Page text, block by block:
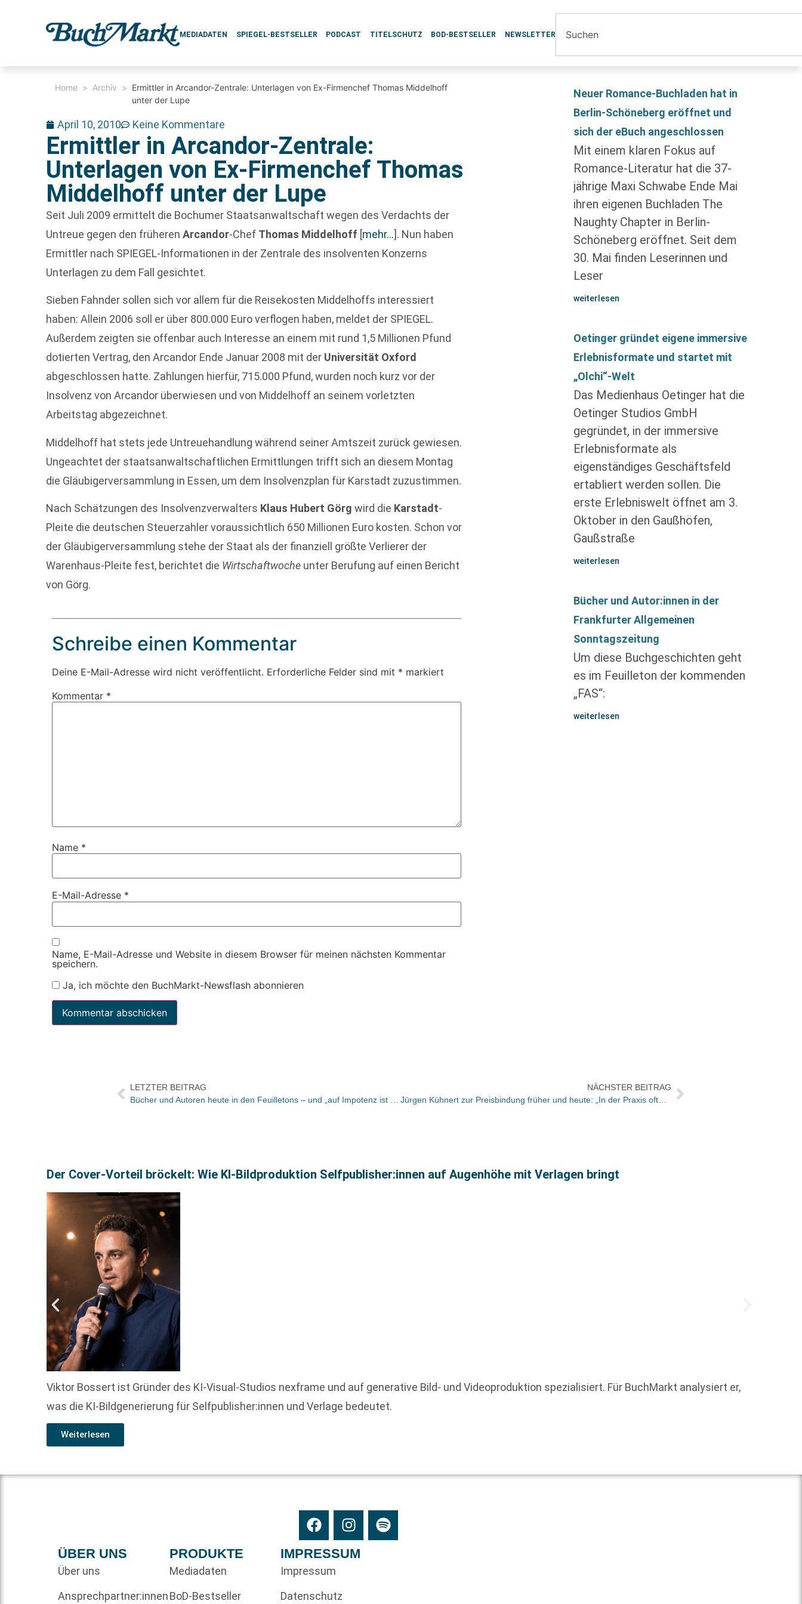
MEDIADATEN SPIEGEL-BESTSELLER PODCAST TITELSCHUTZ BOD-BESTSELLER NEWSLETTER
Home > Archiv > Ermittler in Arcandor-Zentrale: Unterlagen von Ex-Firmenchef Thomas Middelhoff
unter der Lupe
April 10, 2010 Keine Kommentare
Ermittler in Arcandor-Zentrale:
Unterlagen von Ex-Firmenchef Thomas
Middelhoff unter der Lupe
Seit Juli 2009 ermittelt die Bochumer Staatsanwaltschaft wegen des Verdachts der
Untreue gegen den früherenArcandor-Chef Thomas Middelhoff [mehr…]. Nun haben
Ermittler nach SPIEGEL-Informationen in der Zentrale des insolventen Konzerns
Unterlagen zu dem Fall gesichtet.
Sieben Fahnder sollen sich vor allem für die Reisekosten Middelhoffs interessiert
haben: Allein 2006 soll er über 800.000 Euro verflogen haben, meldet der SPIEGEL.
Außerdem zeigten sie offenbar auch Interesse an einem mit rund 1,5 Millionen Pfund
dotierten Vertrag, den Arcandor Ende Januar 2008 mit der Universität Oxford
abgeschlossen hatte. Zahlungen hierfür, 715.000 Pfund, wurden noch kurz vor der
Insolvenz von Arcandor überwiesen und von Middelhoff an seinem vorletzten
Arbeitstag abgezeichnet.
Middelhoff hat stets jede Untreuehandlung während seiner Amtszeit zurück gewiesen.
Ungeachtet der staatsanwaltschaftlichen Ermittlungen trifft sich an diesem Montag
die Gläubigerversammlung in Essen, um dem Insolvenzplan für Karstadt zuzustimmen.
Nach Schätzungen des Insolvenzverwalters Klaus Hubert Görgwird die Karstadt-
Pleite die deutschen Steuerzahler voraussichtlich 650 Millionen Euro kosten. Schon vor
der Gläubigerversammlung stehe der Staat als der finanziell größte Verlierer der
Warenhaus-Pleite fest, berichtet die Wirtschaftwoche unter Berufung auf einen Bericht
von Görg.
Schreibe einen Kommentar
Deine E-Mail-Adresse wird nicht veröffentlicht. Erforderliche Felder sind mit * markiert
Kommentar *
Name *
E-Mail-Adresse *
Name, E-Mail-Adresse und Website in diesem Browser für meinen nächsten Kommentar
speichern.
Ja, ich möchte den BuchMarkt-Newsflash abonnieren
Neuer Romance-Buchladen hat in
Berlin-Schöneberg eröffnet und
sich der eBuch angeschlossen
Mit einem klaren Fokus auf
Romance-Literatur hat die 37-
jährige Maxi Schwabe Ende Mai
ihren eigenen Buchladen The
Naughty Chapter in Berlin-
Schöneberg eröffnet. Seit dem
30. Mai finden Leserinnen und
Leser
weiterlesen
Oetinger gründet eigene immersive
Erlebnisformate und startet mit
„Olchi“-Welt
Das Medienhaus Oetinger hat die
Oetinger Studios GmbH
gegründet, in der immersive
Erlebnisformate als
eigenständiges Geschäftsfeld
ertabliert werden sollen. Die
erste Erlebniswelt öffnet am 3.
Oktober in den Gaußhöfen,
Gaußstraße
weiterlesen
Bücher und Autor:innen in der
Frankfurter Allgemeinen
Sonntagszeitung
Um diese Buchgeschichten geht
es im Feuilleton der kommenden
„FAS“:
weiterlesen
LETZTER BEITRAG
Bücher und Autoren heute in den Feuilletons – und „auf Impotenz ist kein Verlass“
NÄCHSTER BEITRAG
Jürgen Kühnert zur Preisbindung früher und heute: „In der Praxis oftmals Eigeninteressen untergeordnet“
Der Cover-Vorteil bröckelt: Wie KI-Bildproduktion Selfpublisher:innen auf Augenhöhe mit Verlagen bringt
Viktor Bossert ist Gründer des KI-Visual-Studios nexframe und auf generative Bild- und Videoproduktion spezialisiert. Für BuchMarkt analysiert er,
was die KI-Bildgenerierung für Selfpublisher:innen und Verlage bedeutet.
Weiterlesen
ÜBER UNS
Über uns
Ansprechpartner:innen
PRODUKTE
Mediadaten
BoD-Bestseller
IMPRESSUM
Impressum
Datenschutz